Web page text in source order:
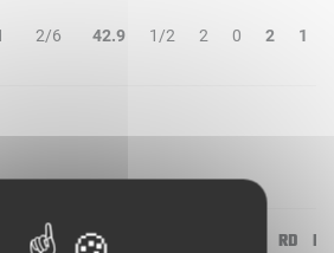
2/6 42.9 1/2 2 0 2 1
2R/2T 3R/3T RD RT